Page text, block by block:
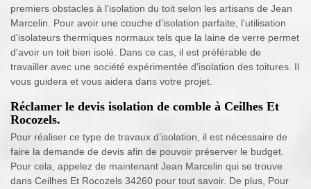
premiers obstacles à l'isolation du toit selon les artisans de Jean
Marcelin. Pour avoir une couche d'isolation parfaite, l'utilisation
d'isolateurs thermiques normaux tels que la laine de verre permet
d'avoir un toit bien isolé. Dans ce cas, il est préférable de
travailler avec une société expérimentée d'isolation des toitures. Il
vous guidera et vous aidera dans votre projet.
Réclamer le devis isolation de comble à Ceilhes Et
Rocozels.
Pour réaliser ce type de travaux d’isolation, il est nécessaire de
faire la demande de devis afin de pouvoir préserver le budget.
Pour cela, appelez de maintenant Jean Marcelin qui se trouve
dans Ceilhes Et Rocozels 34260 pour tout savoir. De plus, Pour